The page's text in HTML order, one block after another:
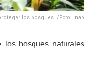
los bosques. /Foto: Inab
los bosques naturales